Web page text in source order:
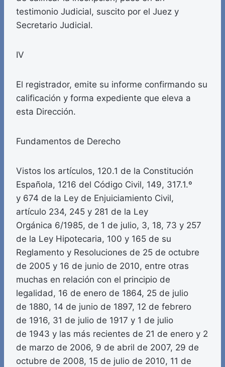
testimonio Judicial, suscito por el Juez y
Secretario Judicial.
IV
El registrador, emite su informe confirmando su
calificación y forma expediente que eleva a
esta Dirección.
Fundamentos de Derecho
Vistos los artículos, 120.1 de la Constitución
Española, 1216 del Código Civil, 149, 317.1.º
y 674 de la Ley de Enjuiciamiento Civil,
artículo 234, 245 y 281 de la Ley
Orgánica 6/1985, de 1 de julio, 3, 18, 73 y 257
de la Ley Hipotecaria, 100 y 165 de su
Reglamento y Resoluciones de 25 de octubre
de 2005 y 16 de junio de 2010, entre otras
muchas en relación con el principio de
legalidad, 16 de enero de 1864, 25 de julio
de 1880, 14 de junio de 1897, 12 de febrero
de 1916, 31 de julio de 1917 y 1 de julio
de 1943 y las más recientes de 21 de enero y 2
de marzo de 2006, 9 de abril de 2007, 29 de
octubre de 2008, 15 de julio de 2010, 11 de